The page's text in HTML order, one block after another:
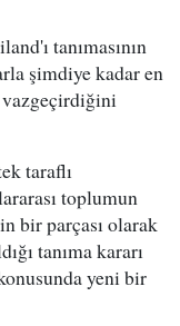
tanımasının
şimdiye kadar en
vazgeçirdiğini
taraflı
toplumun
bir parçası olarak
tanıma kararı
yeni bir